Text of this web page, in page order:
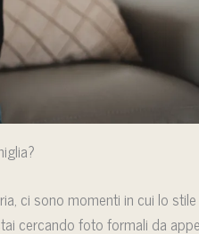
ci sono momenti in cui lo stile
cercando foto formali da